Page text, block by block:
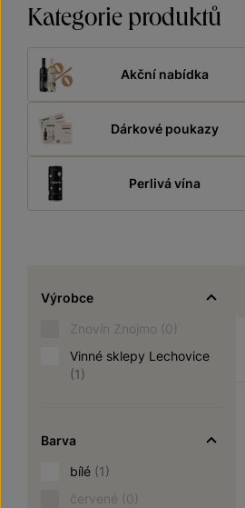
Kategorie produktů
Akční nabídka
Dárkové poukazy
Perlivá vína
Výrobce
Znovín Znojmo (0)
Vinné sklepy Lechovice
(1)
Barva
bílé (1)
červené (0)